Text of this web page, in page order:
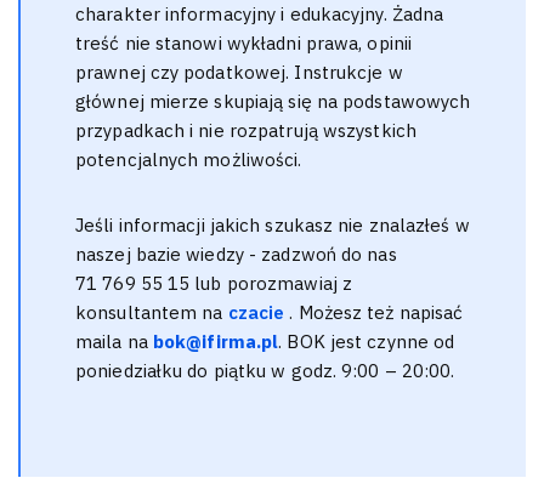
charakter informacyjny i edukacyjny. Żadna
treść nie stanowi wykładni prawa, opinii
prawnej czy podatkowej. Instrukcje w
głównej mierze skupiają się na podstawowych
przypadkach i nie rozpatrują wszystkich
potencjalnych możliwości.
Jeśli informacji jakich szukasz nie znalazłeś w
naszej bazie wiedzy - zadzwoń do nas
71 769 55 15 lub porozmawiaj z
konsultantem na czacie. Możesz też napisać
maila na bok@ifirma.pl. BOK jest czynne od
poniedziałku do piątku w godz. 9:00 – 20:00.